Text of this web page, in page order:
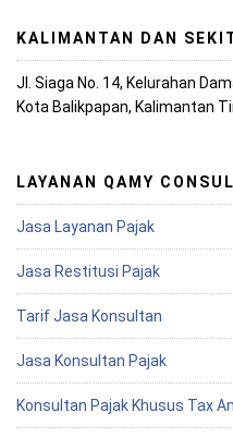
KALIMANTAN DAN
Jl. Siaga No. 14, Kelurahan
Kota Balikpapan, Kalimantan
LAYANAN QAMY
Jasa Layanan Pajak
Jasa Restitusi Pajak
Tarif Jasa Konsultan
Jasa Konsultan Pajak
Konsultan Pajak Khusus Tax